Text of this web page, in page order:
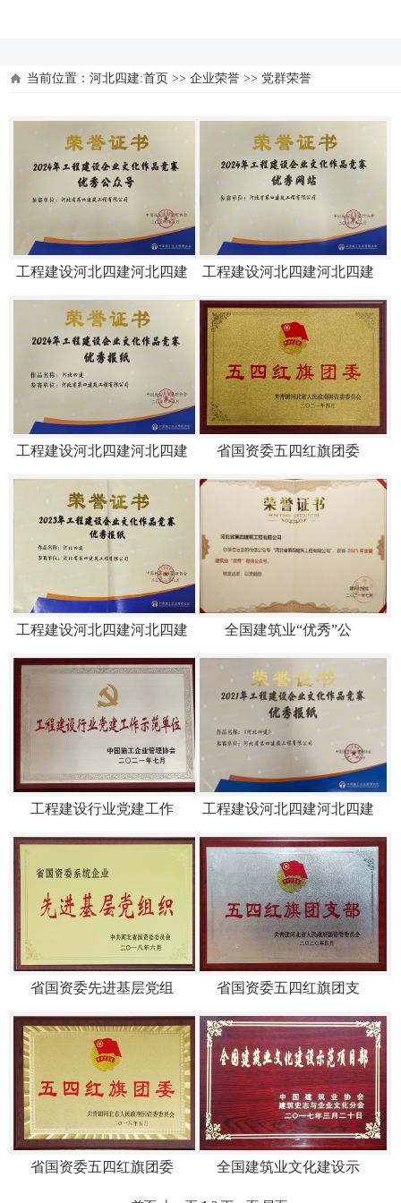
当前位置： 河北四建:首页 >> 企业荣誉 >> 党群荣誉
工程建设河北四建河北四建 工程建设河北四建河北四建
工程建设河北四建河北四建 省国资委五四红旗团委
工程建设河北四建河北四建 全国建筑业“优秀”公
工程建设行业党建工作 工程建设河北四建河北四建
省国资委先进基层党组 省国资委五四红旗团支
省国资委五四红旗团委 全国建筑业文化建设示